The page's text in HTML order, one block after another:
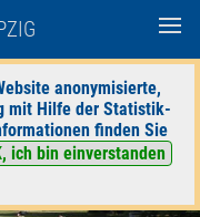
anonymisierte,
mit Hilfe der Statistik-
finden Sie
ich bin einverstanden